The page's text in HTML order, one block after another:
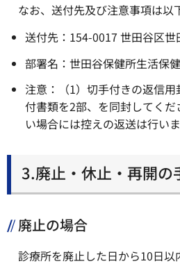
なお、送付先及び注意事項は以
送付先：154-0017 世田谷区
部署名：世田谷保健所生活保
注意：（1）切手付きの返信
付書類を2部、を同封してく
い場合には控えの返送は行いま
3.廃止・休止・再開の
廃止の場合
診療所を廃止した日から10日以